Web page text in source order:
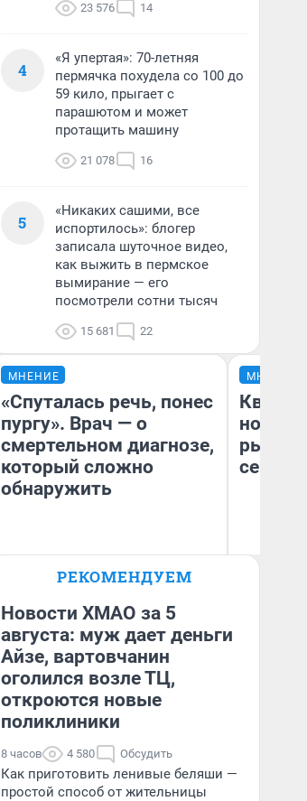
23 576 14
4
«Я упертая»: 70-летняя
пермячка похудела со 100 до
59 кило, прыгает с
парашютом и может
протащить машину
21 078 16
5
«Никаких сашими, все
испортилось»: блогер
записала шуточное видео,
как выжить в пермское
вымирание — его
посмотрели сотни тысяч
15 681 22
МНЕНИЕ
«Спуталась речь, понес
пургу». Врач — о
смертельном диагнозе,
который сложно
обнаружить
Главврач клиники
Волковой»
МНЕНИЕ
но
рынок
РЕКОМЕНДУЕМ
Новости ХМАО за 5
августа: муж дает деньги
Айзе, вартовчанин
оголился возле ТЦ,
откроются новые
поликлиники
8 часов 4 580 Обсудить
Как приготовить ленивые беляши —
простой способ от жительницы